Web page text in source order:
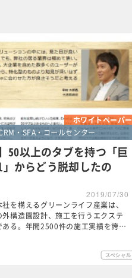
ホワイトペーパー
・SFA・コールセンター
50以上のタブを持つ「巨
からどう脱却したの
2019/07/30
を構えるグリーンライフ産業は、
構造園設計、施工を行うエクステ
ある。年間2500件の施工実績を誇…